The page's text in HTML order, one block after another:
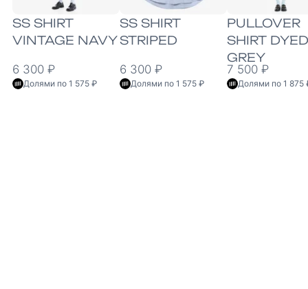
SS SHIRT
VINTAGE NAVY
6 300 ₽
Долями по 1 575 ₽
SS SHIRT
STRIPED
6 300 ₽
Долями по 1 575 ₽
PULLOVER
SHIRT DYED
GREY
7 500 ₽
Долями по 1 875